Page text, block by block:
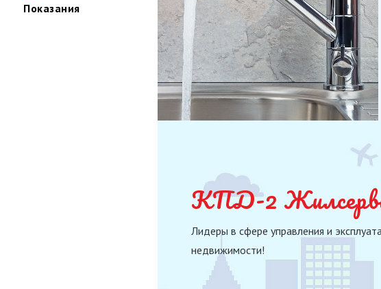
Показания
КПД-2
Лидеры в сфере управления и
недвижимости!